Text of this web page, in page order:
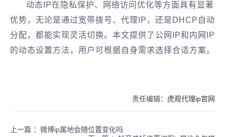
动态IP在隐私保护、网络访问优化等方面具有显著
优势，无论是通过宽带拨号、代理IP，还是DHCP自动
分配，都能实现灵活切换。本文提供了‌公网IP和内网IP
的动态设置方法‌，用户可根据自身需求选择合适方案。
责任编辑： 虎观代理ip官网
上一篇 ： 微博ip属地会随位置变化吗